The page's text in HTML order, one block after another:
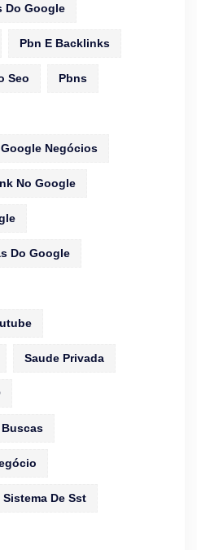
Do Google
Pbn E Backlinks
Seo Pbns
Negócios
No Google
Do Google
Saude Privada
Buscas
Sistema De Sst